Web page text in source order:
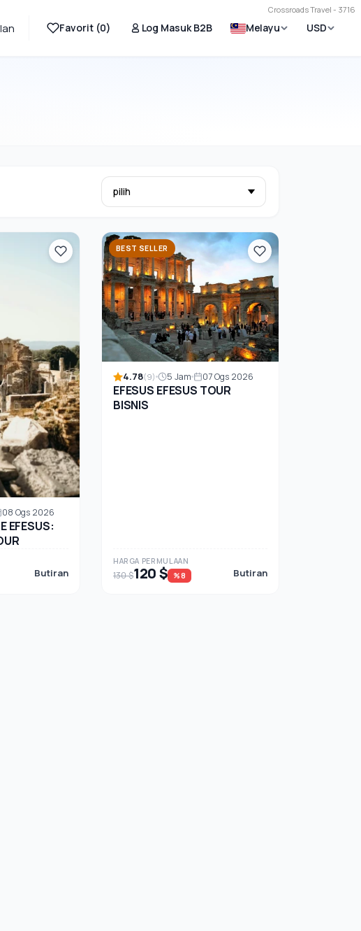
Crossroads Travel - 3716
Favorit (0) Log Masuk B2B Melayu USD
08 Ogs 2026
EFESUS:
Butiran
BEST SELLER
4.78(9) 5 Jam 07 Ogs 2026
EFESUS EFESUS TOUR
BISNIS
HARGA PERMULAAN
130 $120 $ %8 Butiran